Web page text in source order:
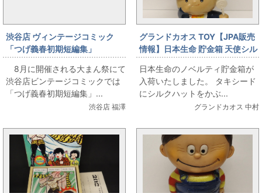
渋谷店 ヴィンテージコミック
「つげ義春初期短編集」
8月に開催される大まん祭にて
渋谷店ビンテージコミックでは
「つげ義春初期短編集」...
渋谷店 福澤
グランドカオス TOY【JPA販売
情報】日本生命 貯金箱 天使シル
クハット
日本生命のノベルティ貯金箱が
入荷いたしました。 タキシード
にシルクハットをかぶ...
グランドカオス 中村